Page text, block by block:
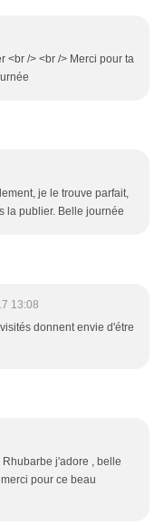
<br /> <br /> Merci pour ta
je le trouve parfait,
la publier. Belle journée
13:08
donnent envie d'étre
j'adore , belle
pour ce beau